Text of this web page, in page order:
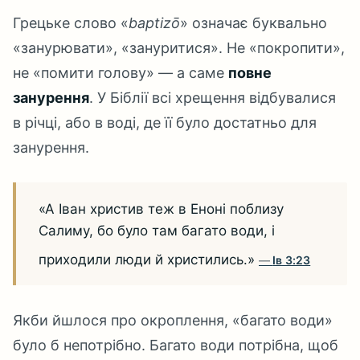
Грецьке слово «baptizō» означає буквально
«занурювати», «зануритися». Не «покропити»,
не «помити голову» — а саме повне
занурення. У Біблії всі хрещення відбувалися
в річці, або в воді, де її було достатньо для
занурення.
«А Іван христив теж в Еноні поблизу
Салиму, бо було там багато води, і
приходили люди й христились.»
Ів 3:23
Якби йшлося про окроплення, «багато води»
було б непотрібно. Багато води потрібна, щоб